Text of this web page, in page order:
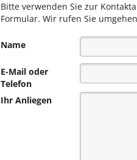
Bitte verwenden Sie zur
Formular. Wir rufen Sie
Name
E-Mail oder
Telefon
Ihr Anliegen